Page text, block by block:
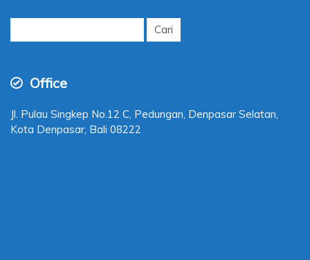
Cari
Office
Jl. Pulau Singkep No.12 C, Pedungan, Denpasar Selatan,
Kota Denpasar, Bali 08222